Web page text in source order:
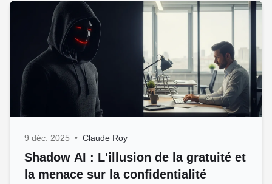
9 déc. 2025 • Claude Roy
Shadow AI : L'illusion de la gratuité et
la menace sur la confidentialité